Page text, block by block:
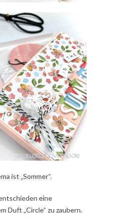
ist „Sommer“.
eine
Duft „Circle“ zu zaubern.